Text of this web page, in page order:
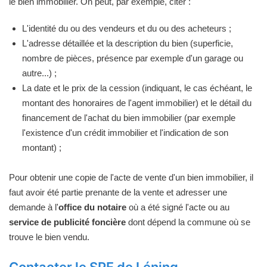
L'identité du ou des vendeurs et du ou des acheteurs ;
L'adresse détaillée et la description du bien (superficie,
nombre de pièces, présence par exemple d'un garage ou
autre...) ;
La date et le prix de la cession (indiquant, le cas échéant, le
montant des honoraires de l'agent immobilier) et le détail du
financement de l'achat du bien immobilier (par exemple
l'existence d'un crédit immobilier et l'indication de son
montant) ;
Pour obtenir une copie de l'acte de vente d'un bien immobilier, il
faut avoir été partie prenante de la vente et adresser une
demande à l'office du notaire où a été signé l'acte ou au
service de publicité foncière dont dépend la commune où se
trouve le bien vendu.